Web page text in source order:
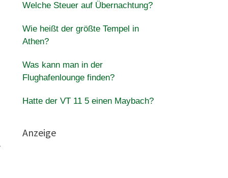
Welche Steuer auf Übernachtung?
Wie heißt der größte Tempel in
Athen?
Was kann man in der
Flughafenlounge finden?
Hatte der VT 11 5 einen Maybach?
Anzeige